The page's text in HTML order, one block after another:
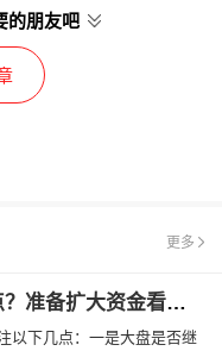
的朋友吧
更多
美股暴涨，下周A股要注意哪些点？准备扩大资金看到3000啦
以下几点：一是大盘是否继